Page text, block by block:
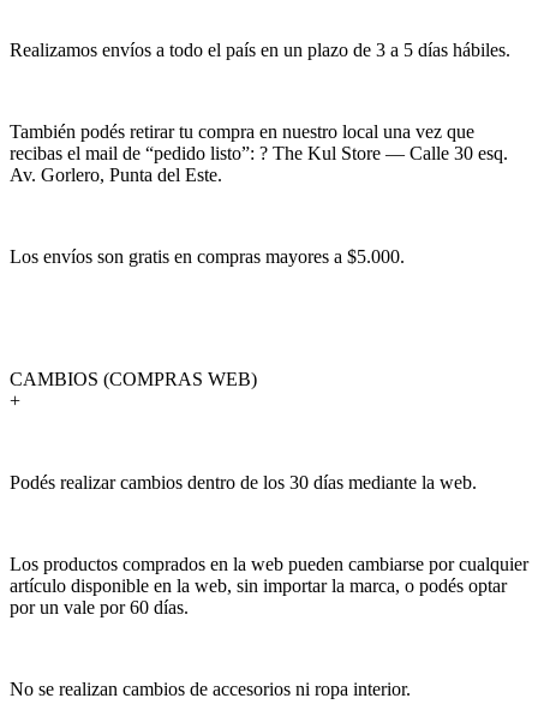
Realizamos envíos a todo el país en un plazo de 3 a 5 días hábiles.
También podés retirar tu compra en nuestro local una vez que
recibas el mail de “pedido listo”: ? The Kul Store — Calle 30 esq.
Av. Gorlero, Punta del Este.
Los envíos son gratis en compras mayores a $5.000.
CAMBIOS (COMPRAS WEB)
+
Podés realizar cambios dentro de los 30 días mediante la web.
Los productos comprados en la web pueden cambiarse por cualquier
artículo disponible en la web, sin importar la marca, o podés optar
por un vale por 60 días.
No se realizan cambios de accesorios ni ropa interior.